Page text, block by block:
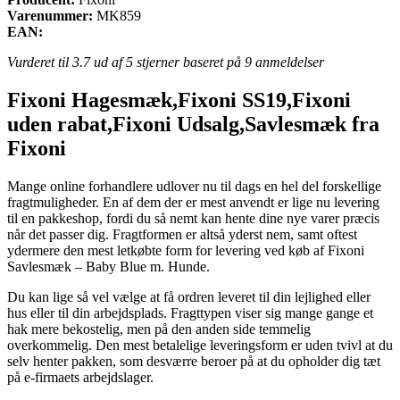
Varenummer: MK859
EAN:
Vurderet til 3.7ud af 5 stjerner baseret på 9 anmeldelser
Fixoni Hagesmæk,Fixoni SS19,Fixoni
uden rabat,Fixoni Udsalg,Savlesmæk fra
Fixoni
Mange online forhandlere udlover nu til dags en hel del forskellige
fragtmuligheder. En af dem der er mest anvendt er lige nu levering
til en pakkeshop, fordi du så nemt kan hente dine nye varer præcis
når det passer dig. Fragtformen er altså yderst nem, samt oftest
ydermere den mest letkøbte form for levering ved køb af Fixoni
Savlesmæk – Baby Blue m. Hunde.
Du kan lige så vel vælge at få ordren leveret til din lejlighed eller
hus eller til din arbejdsplads. Fragttypen viser sig mange gange et
hak mere bekostelig, men på den anden side temmelig
overkommelig. Den mest betalelige leveringsform er uden tvivl at du
selv henter pakken, som desværre beroer på at du opholder dig tæt
på e-firmaets arbejdslager.